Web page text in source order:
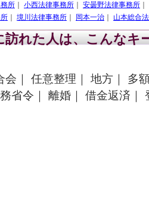
所 小西法律事務所 安曇野法律事務所
境川法律事務所 岡本一治 山本総合
訪れた人は、こんなキ
会｜ 任意整理｜ 地方｜ 多
省令｜ 離婚｜ 借金返済｜